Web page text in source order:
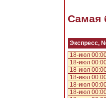
Самая
Экспресс,
18-июл
18-июл
18-июл
18-июл
18-июл
18-июл